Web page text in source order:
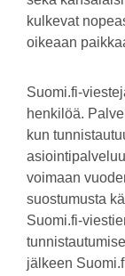
kulkevat
oikeaan
Suomi.fi-
henkilöä.
kun
voimaan
suostumusta
Suomi.fi-
jälkeen